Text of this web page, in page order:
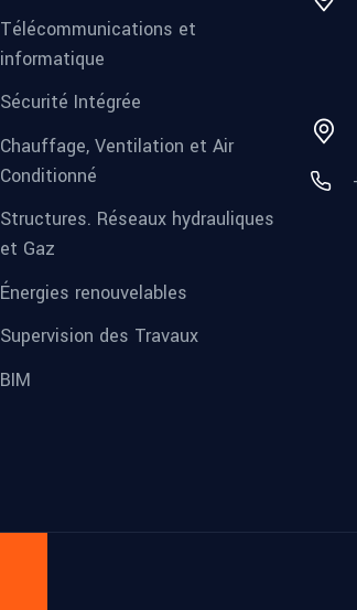
Télécommunications et
informatique
Sécurité Intégrée
Chauffage, Ventilation et Air
Conditionné
Structures. Réseaux hydrauliques
et Gaz
Énergies renouvelables
Supervision des Travaux
BIM